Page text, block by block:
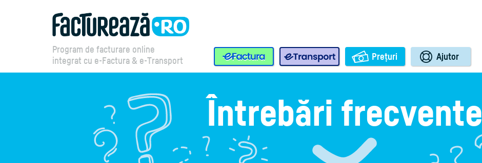
Program de facturare online
integrat cu e-Factura & e-Transport
e-Factura e-Transport Prețuri Ajutor
Întrebări frecvente